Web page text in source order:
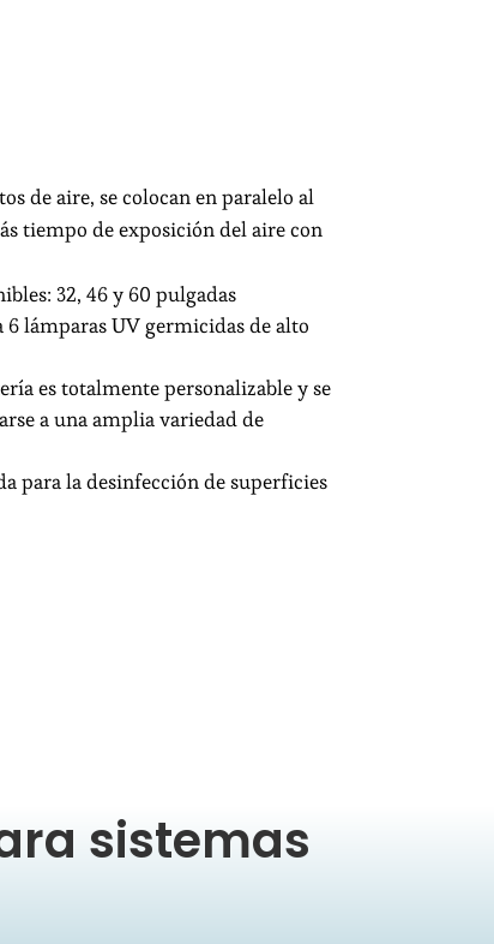
de aire, se colocan en paralelo al
tiempo de exposición del aire con
32, 46 y 60 pulgadas
6 lámparas UV germicidas de alto
es totalmente personalizable y se
a una amplia variedad de
para la desinfección de superficies
sistemas